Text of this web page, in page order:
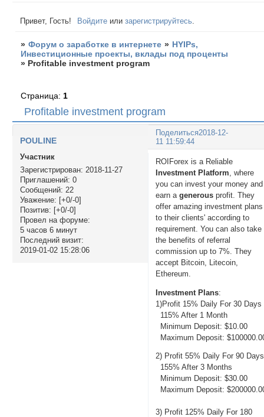
Привет, Гость! Войдите илизарегистрируйтесь
» Форум о заработке в интернете » HYIPs,
Инвестиционные проекты, вклады под проценты
» Profitable investment program
Profitable investment program
Страница: 1
Поделиться2018-12-
11 11:59:44
POULINE
Участник
Зарегистрирован: 2018-11-27
Приглашений: 0
Сообщений: 22
Уважение: [+0/-0]
Позитив: [+0/-0]
Провел на форуме:
5 часов 6 минут
Последний визит:
2019-01-02 15:28:06
ROIForex is a Reliable
Investment Platform , where
you can invest your money and
earn agenerous profit. They
offer amazing investment plans
to their clients' according to
requirement. You can also take
the benefits of referral
commission up to 7%. They
accept Bitcoin, Litecoin,
Ethereum.
Investment Plans:
1)Profit 15% Daily For 30 Days
115% After 1 Month
Minimum Deposit: $10.00
Maximum Deposit:
2) Profit 55% Daily For 90 Days
155% After 3 Months
Minimum Deposit: $30.00
Maximum Deposit:
3) Profit 125% Daily For 180